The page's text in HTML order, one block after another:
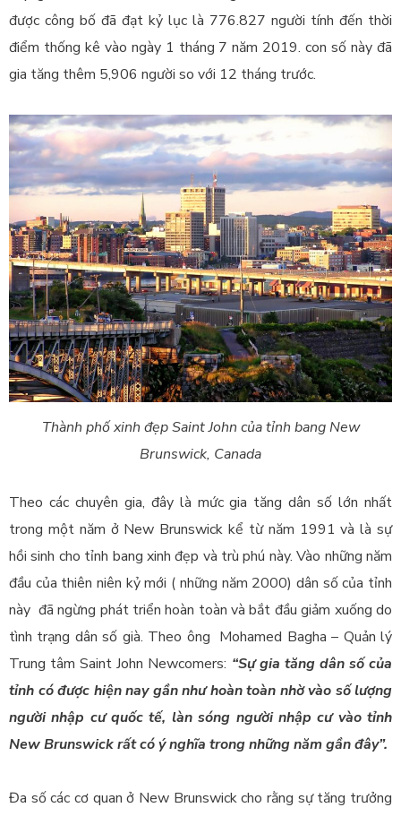
được công bố đã đạt kỷ lục là 776.827 người tính đến thời
điểm thống kê vào ngày 1 tháng 7 năm 2019. con số này đã
gia tăng thêm 5,906 người so với 12 tháng trước.
Thành phố xinh đẹp Saint John của tỉnh bang New
Brunswick, Canada
Theo các chuyên gia, đây là mức gia tăng dân số lớn nhất
trong một năm ở New Brunswick kể từ năm 1991 và là sự
hồi sinh cho tỉnh bang xinh đẹp và trù phú này. Vào những năm
đầu của thiên niên kỷ mới ( những năm 2000) dân số của tỉnh
này đã ngừng phát triển hoàn toàn và bắt đầu giảm xuống do
tình trạng dân số già. Theo ông Mohamed Bagha – Quản lý
Trung tâm Saint John Newcomers: “Sự gia tăng dân số của
tỉnh có được hiện nay gần như hoàn toàn nhờ vào số lượng
người nhập cư quốc tế, làn sóng người nhập cư vào tỉnh
New Brunswick rất có ý nghĩa trong những năm gần đây”.
Đa số các cơ quan ở New Brunswick cho rằng sự tăng trưởng